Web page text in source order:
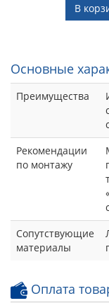
В
Основные
Преимущества
Рекомендации
по монтажу
Сопутствующие
материалы
Оплата